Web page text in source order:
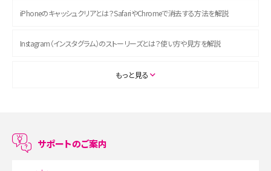
iPhoneのキャッシュクリアとは？SafariやChromeで消去する方法を解説
Instagram（インスタグラム）のストーリーズとは？使い方や見方を解説
ASMRとは？初心者向けの代表ジャンルや楽しみ方を解説
LINEで友だちを削除する方法は？方法ごとの影響や復活・復元する方法も解説
もっと見る
サポートのご案内